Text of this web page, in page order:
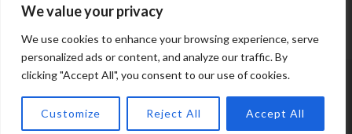
We value your privacy
We use cookies to enhance your browsing experience, serve
personalized ads or content, and analyze our traffic. By
clicking "Accept All", you consent to our use of cookies.
Customize Reject All Accept All
© Copyright 2024 SporadesNews
Πολιτική απορρήτου